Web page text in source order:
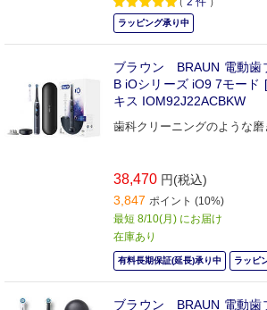
ラッピング承り中
ブラウン BRAUN 電動歯
B iOシリーズ iO9 7モード
キス IOM92J22ACBKW
歯科クリーニングのような
38,470 円(税込)
3,847 ポイント (10%)
最短 8/10(月) にお届け
在庫あり
有料長期保証(延長)承り中 ラッピ
ブラウン BRAUN 電動歯